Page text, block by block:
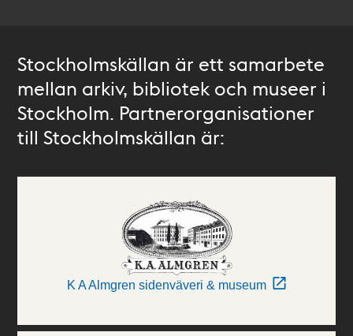
Stockholmskällan är ett samarbete
mellan arkiv, bibliotek och museer i
Stockholm. Partnerorganisationer
till Stockholmskällan är:
K A Almgren sidenväveri & museum